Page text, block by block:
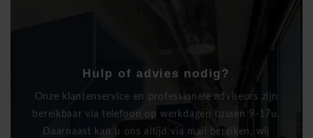
Hulp of advies nodig?
Onze klantenservice en professionele adviseurs zijn
bereikbaar via telefoon op werkdagen tussen 9-17u.
Daarnaast kan u ons altijd via mail bereiken, wij